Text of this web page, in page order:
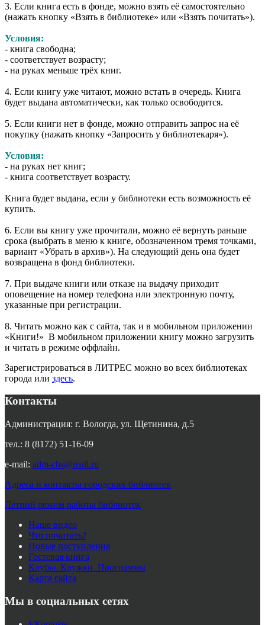
3. Если книга есть в фонде, можно взять её самостоятельно
(нажать кнопку «Взять в библиотеке» или «Взять почитать»).
Условия:
- книга свободна;
- соответствует возрасту;
- на руках меньше трёх книг.
4. Если книгу уже читают, можно встать в очередь. Книга
будет выдана автоматически, как только освободится.
5. Если книги нет в фонде, можно отправить запрос на её
покупку (нажать кнопку «Запросить у библиотекаря»).
Условия:
- на руках нет книг;
- книга соответствует возрасту.
Книга будет выдана, если у библиотеки есть возможность её
купить.
6. Если вы книгу уже прочитали, можно её вернуть раньше
срока (выбрать в меню к книге, обозначенном тремя точками,
вариант «Убрать в архив»). На следующий день она будет
возвращена в фонд библиотеки.
7. При выдаче книги или отказе на выдачу приходит
оповещение на номер телефона или электронную почту,
указанные при регистрации.
8. Читать можно как с сайта, так и в мобильном приложении
«Книги!» В мобильном приложении книгу можно загрузить
и читать в режиме оффлайн.
Зарегистрироваться в ЛИТРЕС можно во всех библиотеках
города или здесь.
Контакты
Администрация: г. Вологда, ул. Щетинина, д.5
тел.: 8 (8172) 51-16-09
e-mail: adm-cbs@mail.ru
Адреса и контакты городских библиотек
Летний режим работы библиотек
Наше видео
Что почитать?
Новые поступления
Гостевая книга
Клубы. Кружки. Программы
Карта сайта
Мы в социальных сетях